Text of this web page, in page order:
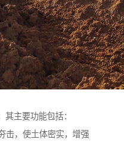
主要功能包括：
击，使土体密实，增强